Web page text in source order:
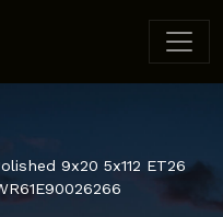
9x20 5x112 ET26